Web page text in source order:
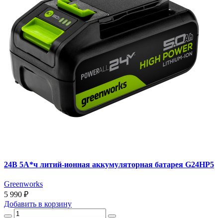
24В 5А*ч литий-ионная аккумуляторная батарея G24HP5
Greenworks
5 990 ₽
Добавить в корзину